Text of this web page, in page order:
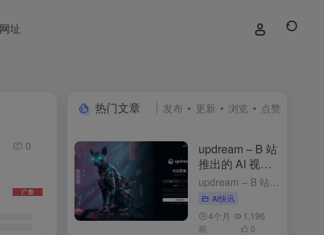
址
0
热门文章 发布 更新 浏览 点赞
updream – B 站
推出的 AI 视频
创作助手
updream – B 站推出的 AI 视频创作助手 1周前发布 updream是什么 updream是B站官方推出的专业级AI视频创作助手，专为资深UP主打造。核心功能包括AI智能Agent、个性化...
AI快讯
4个月
前
1,196
0